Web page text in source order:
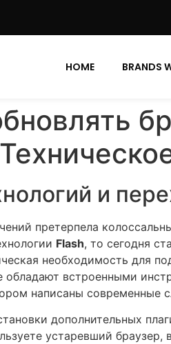
HOME BRANDS
и
претерпела
Flash, то сегодня
необходимость для
обладают встроенными
написаны современные
дополнительных
устаревший